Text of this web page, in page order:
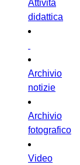
Attività
didattica
Archivio
notizie
Archivio
fotografico
Video